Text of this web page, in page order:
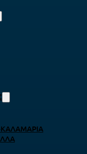
ΚΑΛΑΜΆΡΙΑ